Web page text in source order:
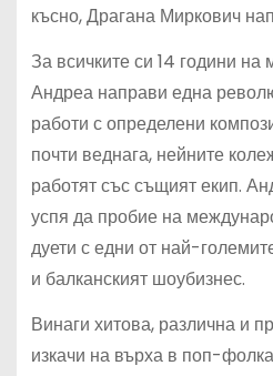
късно, Драгана Миркович
За всичките си 14 години на
Андреа направи една
работи с определени
почти веднага, нейните
работят със същият екип.
успя да пробие на
дуети с едни от най-
и балканският шоубизнес.
Винаги хитова, различна и
изкачи на върха в поп-